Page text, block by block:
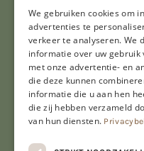
Al onze
© Copyright 2026
We gebruiken cookies om
advertenties te
verkeer te analyseren. We
informatie over uw gebruik
met onze advertentie- en
die deze kunnen
informatie die u aan hen
die zij hebben verzameld
van hun diensten.